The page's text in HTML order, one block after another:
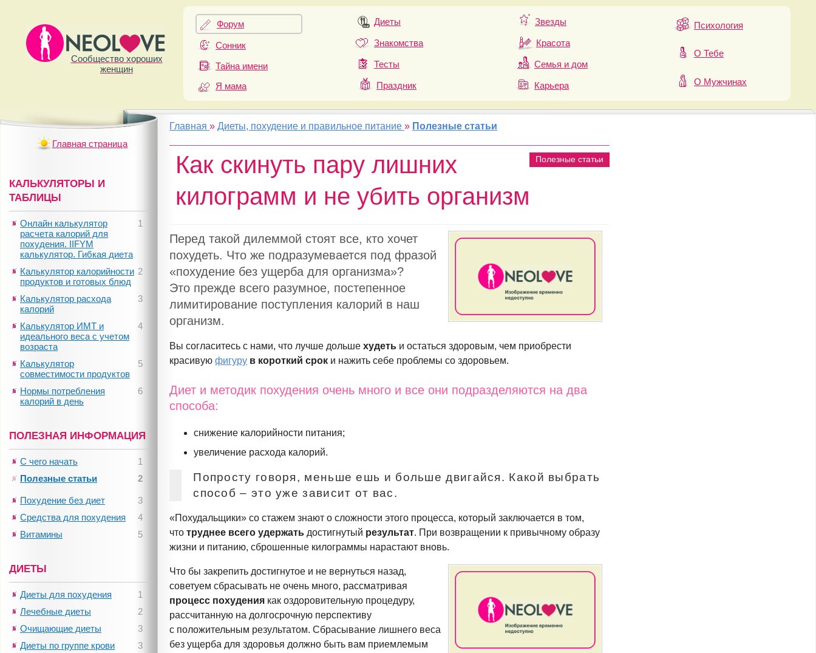
Сообщество хороших
женщин
Форум
Сонник
Тайна имени
Я мама
Диеты
Знакомства
Тесты
Праздник
Звезды
Красота
Семья и дом
Карьера
Психология
О Тебе
О Мужчинах
Главная »Диеты, похудение и правильное питание » Полезные статьи
Полезные статьи
Как скинуть пару лишних
килограмм и не убить организм
Перед такой дилеммой стоят все, кто хочет
похудеть. Что же подразумевается под фразой
«похудение без ущерба для организма»?
Это прежде всего разумное, постепенное
лимитирование поступления калорий в наш
организм.
Вы согласитесь с нами, что лучше дольшехудеть и остаться здоровым, чем приобрести
красивуюфигуру в короткий срок и нажить себе проблемы со здоровьем.
Диет и методик похудения очень много и все они подразделяются на два
способа:
снижение калорийности питания;
увеличение расхода калорий.
Попросту говоря, меньше ешь и больше двигайся. Какой выбрать
способ – это уже зависит от вас.
«Похудальщики» со стажем знают о сложности этого процесса, который заключается в том,
чтотруднее всего удержать достигнутый результат. При возвращении к привычному образу
жизни и питанию, сброшенные килограммы нарастают вновь.
Что бы закрепить достигнутое и не вернуться назад,
советуем сбрасывать не очень много, рассматривая
процесс похудения как оздоровительную процедуру,
рассчитанную на долгосрочную перспективу
с положительным результатом. Сбрасывание лишнего веса
без ущерба для здоровья должно быть вам приемлемым
Главная страница
КАЛЬКУЛЯТОРЫ И
ТАБЛИЦЫ
1
Онлайн калькулятор
расчета калорий для
похудения. IIFYM
калькулятор. Гибкая диета
2
Калькулятор калорийности
продуктов и готовых блюд
3
Калькулятор расхода
калорий
4
Калькулятор ИМТ и
идеального веса с учетом
возраста
5
Калькулятор
совместимости продуктов
6
Нормы потребления
калорий в день
ПОЛЕЗНАЯ ИНФОРМАЦИЯ
1
С чего начать
2
Полезные статьи
3
Похудение без диет
4
Средства для похудения
5
Витамины
ДИЕТЫ
1
Диеты для похудения
2
Лечебные диеты
3
Очищающие диеты
3
Диеты по группе крови